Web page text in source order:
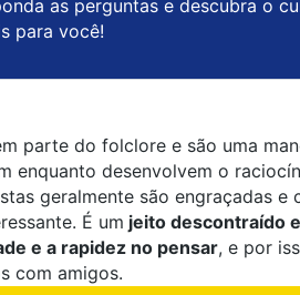
as perguntas e descubra o
para você!
parte do folclore e são uma
enquanto desenvolvem o
geralmente são engraçadas
É um jeito descontraído
e a rapidez no pensar, e por
com amigos.